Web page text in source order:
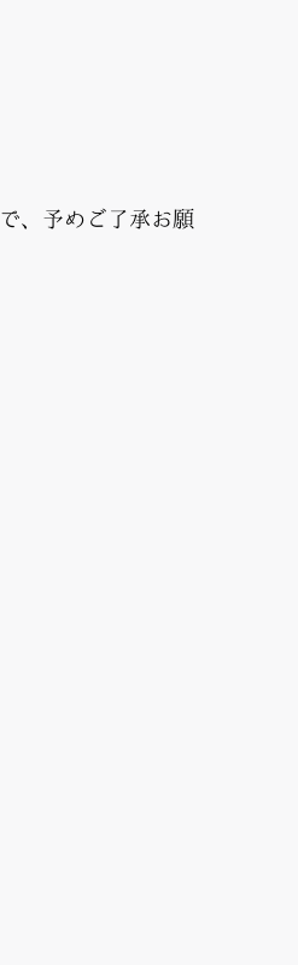
、予めご了承お願